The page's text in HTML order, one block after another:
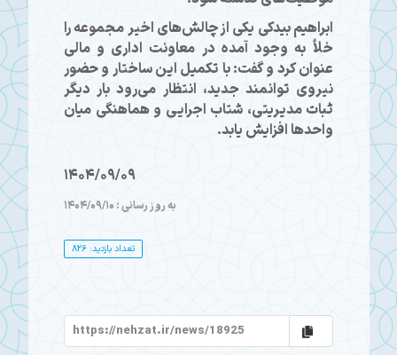
ابراهیم بیدکی یکی از چالش‌های اخیر مجموعه را
خلأ به وجود آمده در معاونت اداری و مالی
عنوان کرد و گفت: با تکمیل این ساختار و حضور
نیروی توانمند جدید، انتظار می‌رود بار دیگر
ثبات مدیریتی، شتاب اجرایی و هماهنگی میان
واحدها افزایش یابد.
1404/09/09
به روز رسانی : 1404/09/10
تعداد بازدید: 826